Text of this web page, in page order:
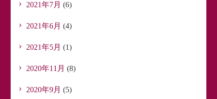
2021年7月 (6)
2021年6月 (4)
2021年5月 (1)
2020年11月 (8)
2020年9月 (5)